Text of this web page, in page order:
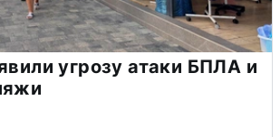
угрозу атаки БПЛА и